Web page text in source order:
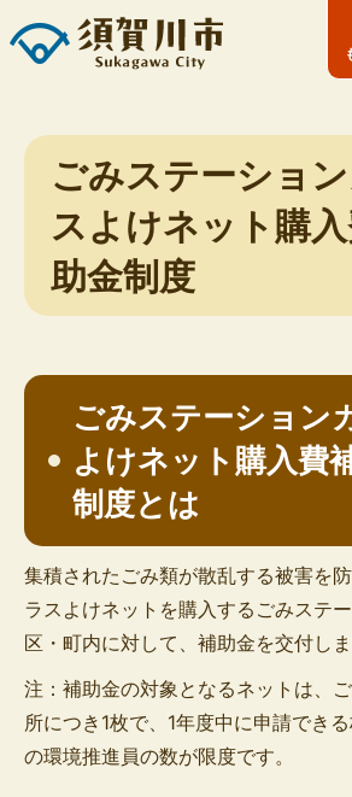
ごみステーショ
スよけネット購
助金制度
ごみステーション
よけネット購入費
制度とは
集積されたごみ類が散乱する被害を
ラスよけネットを購入するごみステ
区・町内に対して、補助金を交付しま
注：補助金の対象となるネットは、
所につき1枚で、1年度中に申請でき
の環境推進員の数が限度です。